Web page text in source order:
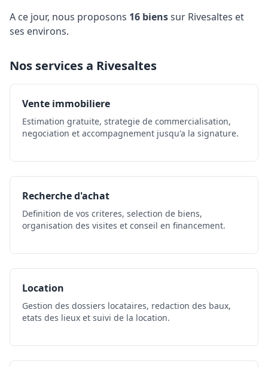
A ce jour, nous proposons 16 bienssur Rivesaltes et
ses environs.
Nos services a Rivesaltes
Vente immobiliere
Estimation gratuite, strategie de commercialisation,
negociation et accompagnement jusqu'a la signature.
Recherche d'achat
Definition de vos criteres, selection de biens,
organisation des visites et conseil en financement.
Location
Gestion des dossiers locataires, redaction des baux,
etats des lieux et suivi de la location.